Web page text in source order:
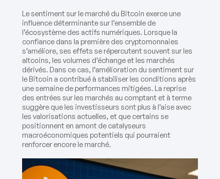
Le sentiment sur le marché du Bitcoin exerce une
influence déterminante sur l’ensemble de
l’écosystème des actifs numériques. Lorsque la
confiance dans la première des cryptomonnaies
s’améliore, ses effets se répercutent souvent sur les
altcoins, les volumes d’échange et les marchés
dérivés. Dans ce cas, l’amélioration du sentiment sur
le Bitcoin a contribué à stabiliser les conditions après
une semaine de performances mitigées. La reprise
des entrées sur les marchés au comptant et à terme
suggère que les investisseurs sont plus à l’aise avec
les valorisations actuelles, et que certains se
positionnent en amont de catalyseurs
macroéconomiques potentiels qui pourraient
renforcer encore le marché.